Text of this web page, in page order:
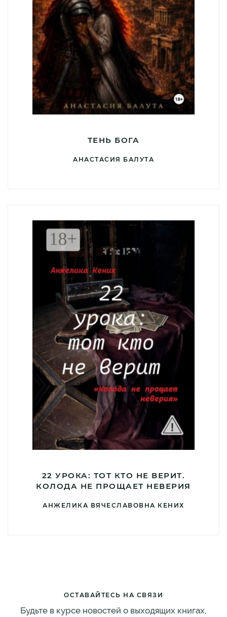
ТЕНЬ БОГА
АНАСТАСИЯ БАЛУТА
22 УРОКА: ТОТ КТО НЕ ВЕРИТ.
КОЛОДА НЕ ПРОЩАЕТ НЕВЕРИЯ
АНЖЕЛИКА ВЯЧЕСЛАВОВНА КЕНИХ
ОСТАВАЙТЕСЬ НА СВЯЗИ
Будьте в курсе новостей о выходящих книгах,